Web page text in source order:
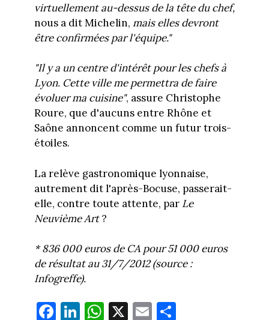
virtuellement au-dessus de la tête du chef,
nous a dit Michelin, mais elles devront
être confirmées par l'équipe."
"Il y a un centre d'intérêt pour les chefs à
Lyon. Cette ville me permettra de faire
évoluer ma cuisine", assure Christophe
Roure, que d'aucuns entre Rhône et
Saône annoncent comme un futur trois-
étoiles.
La relève gastronomique lyonnaise,
autrement dit l'après-Bocuse, passerait-
elle, contre toute attente, par Le
Neuvième Art?
* 836 000 euros de CA pour 51 000 euros
de résultat au 31/7/2012 (source :
Infogreffe).
Fa Li W X E Pa